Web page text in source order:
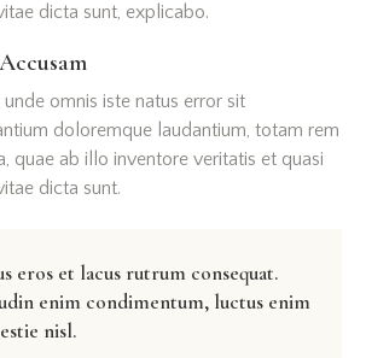
dicta sunt, explicabo.
omnis iste natus error sit
doloremque laudantium, totam rem
quae ab illo inventore veritatis et quasi
dicta sunt.
eros et lacus rutrum consequat.
enim condimentum, luctus enim
nisl.